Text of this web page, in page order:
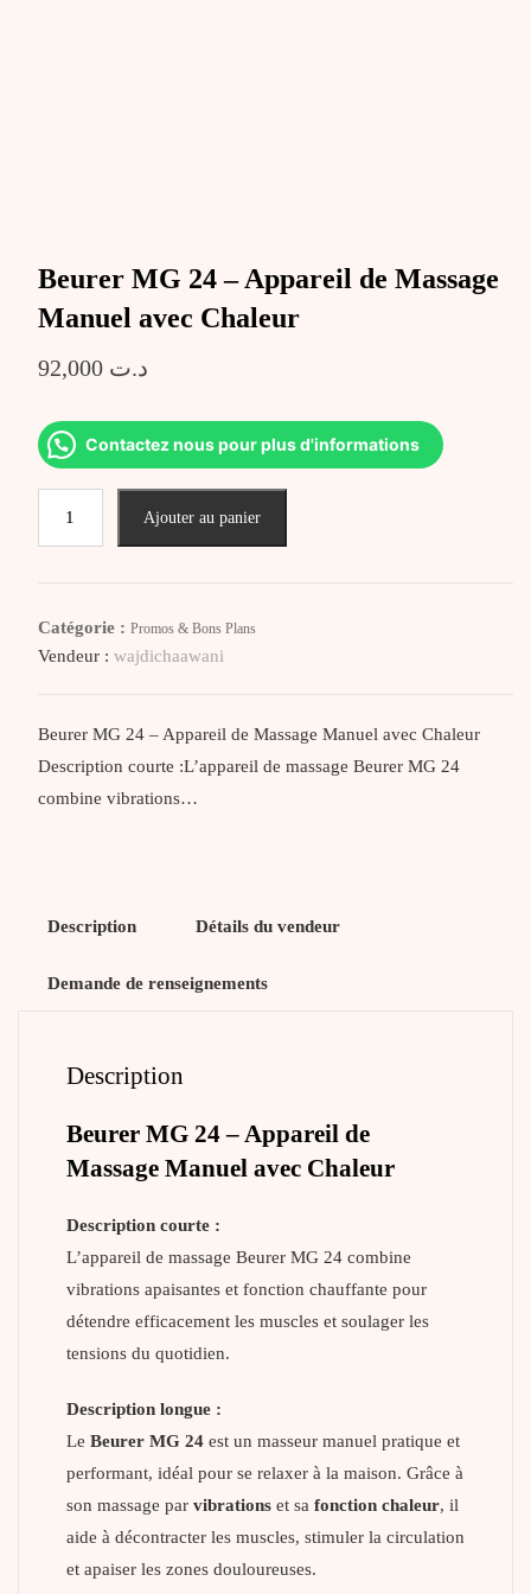
Beurer MG 24 – Appareil de Massage
Manuel avec Chaleur
د.ت 92,000
Contactez nous pour plus d'informations
Massage
Manuel
Ajouter au panier
Catégorie : Promos & Bons Plans
Vendeur : wajdichaawani
Beurer MG 24 – Appareil de Massage Manuel avec Chaleur
Description courte :L’appareil de massage Beurer MG 24
combine vibrations…
Description Détails du vendeur
Demande de renseignements
Description
Beurer MG 24 – Appareil de
Massage Manuel avec Chaleur
Description courte :
L’appareil de massage Beurer MG 24 combine
vibrations apaisantes et fonction chauffante pour
détendre efficacement les muscles et soulager les
tensions du quotidien.
Description longue :
Le Beurer MG 24 est un masseur manuel pratique et
performant, idéal pour se relaxer à la maison. Grâce à
son massage par vibrations et sa fonction chaleur, il
aide à décontracter les muscles, stimuler la circulation
et apaiser les zones douloureuses.